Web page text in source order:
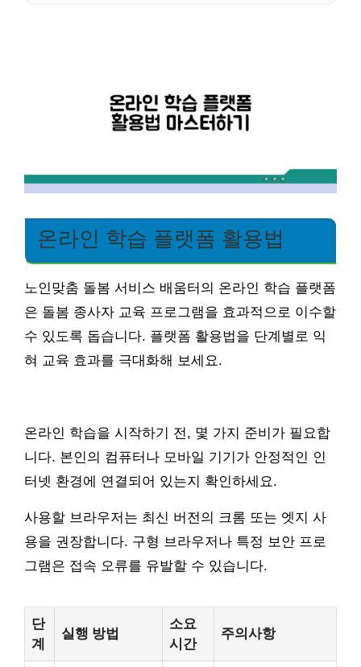
온라인 학습 플랫폼 활용법
노인맞춤 돌봄 서비스 배움터의 온라인 학습 플랫폼
은 돌봄 종사자 교육 프로그램을 효과적으로 이수할
수 있도록 돕습니다. 플랫폼 활용법을 단계별로 익
혀 교육 효과를 극대화해 보세요.
온라인 학습을 시작하기 전, 몇 가지 준비가 필요합
니다. 본인의 컴퓨터나 모바일 기기가 안정적인 인
터넷 환경에 연결되어 있는지 확인하세요.
사용할 브라우저는 최신 버전의 크롬 또는 엣지 사
용을 권장합니다. 구형 브라우저나 특정 보안 프로
그램은 접속 오류를 유발할 수 있습니다.
단
계
실행 방법
소요
시간
주의사항